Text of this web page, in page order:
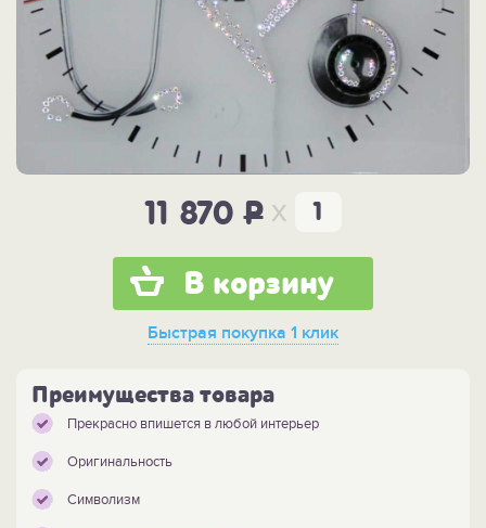
11 870P x
В корзину
Быстрая покупка 1 клик
Преимущества товара
Прекрасно впишется в любой интерьер
Оригинальность
Символизм